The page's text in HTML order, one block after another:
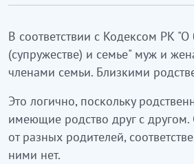
В соответствии с Кодексом РК "О
(супружестве) и семье" муж и
членами семьи. Близкими
Это логично, поскольку
имеющие родство друг с
от разных родителей,
ними нет.